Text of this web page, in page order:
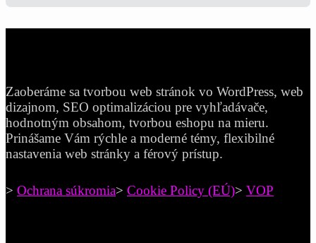
Zaoberáme sa tvorbou web stránok vo WordPress, web
dizajnom, SEO optimalizáciou pre vyhľadávače,
hodnotným obsahom, tvorbou eshopu na mieru.
Prinášame Vám rýchle a moderné témy, flexibilné
nastavenia web stránky a férový prístup.
> Ochrana súkromia> Cookie Policy (EÚ)> VOP